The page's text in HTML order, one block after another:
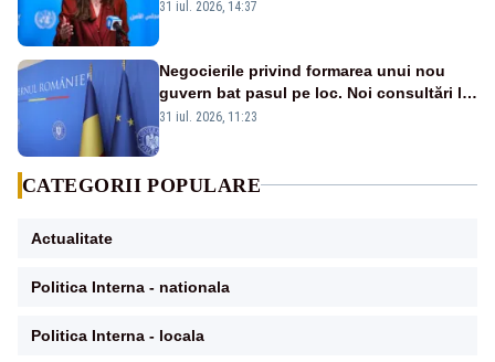
și prețuit”
31 iul. 2026, 14:37
Negocierile privind formarea unui nou
guvern bat pasul pe loc. Noi consultări la
Cotroceni, așteptate după mijlocul lunii
31 iul. 2026, 11:23
CATEGORII POPULARE
Actualitate
Politica Interna - nationala
Politica Interna - locala